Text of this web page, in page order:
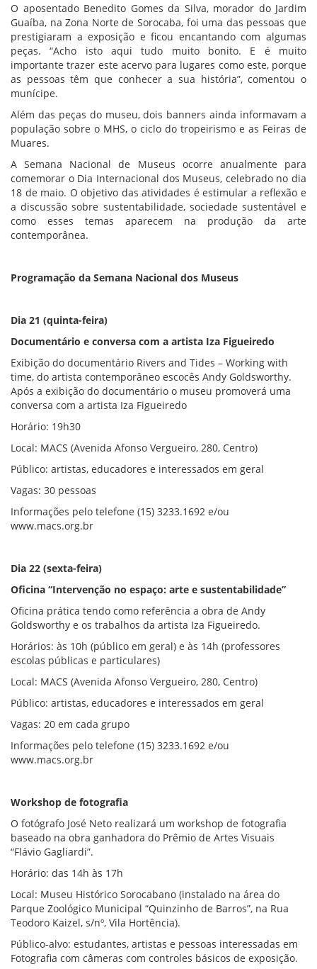
O aposentado Benedito Gomes da Silva, morador do Jardim
Guaíba, na Zona Norte de Sorocaba, foi uma das pessoas que
prestigiaram a exposição e ficou encantando com algumas
peças. “Acho isto aqui tudo muito bonito. E é muito
importante trazer este acervo para lugares como este, porque
as pessoas têm que conhecer a sua história”, comentou o
munícipe.
Além das peças do museu, dois banners ainda informavam a
população sobre o MHS, o ciclo do tropeirismo e as Feiras de
Muares.
A Semana Nacional de Museus ocorre anualmente para
comemorar o Dia Internacional dos Museus, celebrado no dia
18 de maio. O objetivo das atividades é estimular a reflexão e
a discussão sobre sustentabilidade, sociedade sustentável e
como esses temas aparecem na produção da arte
contemporânea.
Programação da Semana Nacional dos Museus
Dia 21 (quinta-feira)
Documentário e conversa com a artista Iza Figueiredo
Exibição do documentário Rivers and Tides – Working with
time, do artista contemporâneo escocês Andy Goldsworthy.
Após a exibição do documentário o museu promoverá uma
conversa com a artista Iza Figueiredo
Horário: 19h30
Local: MACS (Avenida Afonso Vergueiro, 280, Centro)
Público: artistas, educadores e interessados em geral
Vagas: 30 pessoas
Informações pelo telefone (15) 3233.1692 e/ou
www.macs.org.br
Dia 22 (sexta-feira)
Oficina “Intervenção no espaço: arte e sustentabilidade”
Oficina prática tendo como referência a obra de Andy
Goldsworthy e os trabalhos da artista Iza Figueiredo.
Horários: às 10h (público em geral) e às 14h (professores
escolas públicas e particulares)
Local: MACS (Avenida Afonso Vergueiro, 280, Centro)
Público: artistas, educadores e interessados em geral
Vagas: 20 em cada grupo
Informações pelo telefone (15) 3233.1692 e/ou
www.macs.org.br
Workshop de fotografia
O fotógrafo José Neto realizará um workshop de fotografia
baseado na obra ganhadora do Prêmio de Artes Visuais
“Flávio Gagliardi”.
Horário: das 14h às 17h
Local: Museu Histórico Sorocabano (instalado na área do
Parque Zoológico Municipal “Quinzinho de Barros”, na Rua
Teodoro Kaizel, s/nº, Vila Hortência).
Público-alvo: estudantes, artistas e pessoas interessadas em
Fotografia com câmeras com controles básicos de exposição.